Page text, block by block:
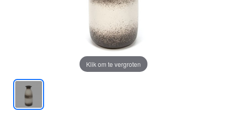
Klik om te vergroten